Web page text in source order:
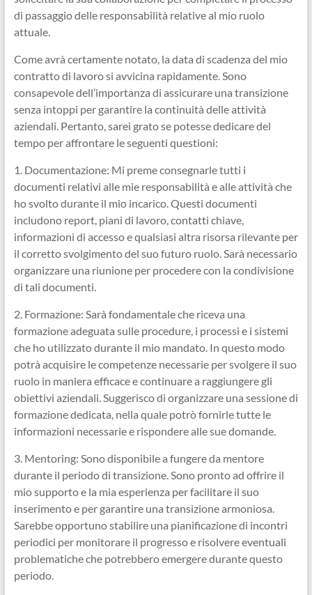
di passaggio delle responsabilità relative al mio ruolo
attuale.
Come avrà certamente notato, la data di scadenza del mio
contratto di lavoro si avvicina rapidamente. Sono
consapevole dell’importanza di assicurare una transizione
senza intoppi per garantire la continuità delle attività
aziendali. Pertanto, sarei grato se potesse dedicare del
tempo per affrontare le seguenti questioni:
1. Documentazione: Mi preme consegnarle tutti i
documenti relativi alle mie responsabilità e alle attività che
ho svolto durante il mio incarico. Questi documenti
includono report, piani di lavoro, contatti chiave,
informazioni di accesso e qualsiasi altra risorsa rilevante per
il corretto svolgimento del suo futuro ruolo. Sarà necessario
organizzare una riunione per procedere con la condivisione
di tali documenti.
2. Formazione: Sarà fondamentale che riceva una
formazione adeguata sulle procedure, i processi e i sistemi
che ho utilizzato durante il mio mandato. In questo modo
potrà acquisire le competenze necessarie per svolgere il suo
ruolo in maniera efficace e continuare a raggiungere gli
obiettivi aziendali. Suggerisco di organizzare una sessione di
formazione dedicata, nella quale potrò fornirle tutte le
informazioni necessarie e rispondere alle sue domande.
3. Mentoring: Sono disponibile a fungere da mentore
durante il periodo di transizione. Sono pronto ad offrire il
mio supporto e la mia esperienza per facilitare il suo
inserimento e per garantire una transizione armoniosa.
Sarebbe opportuno stabilire una pianificazione di incontri
periodici per monitorare il progresso e risolvere eventuali
problematiche che potrebbero emergere durante questo
periodo.